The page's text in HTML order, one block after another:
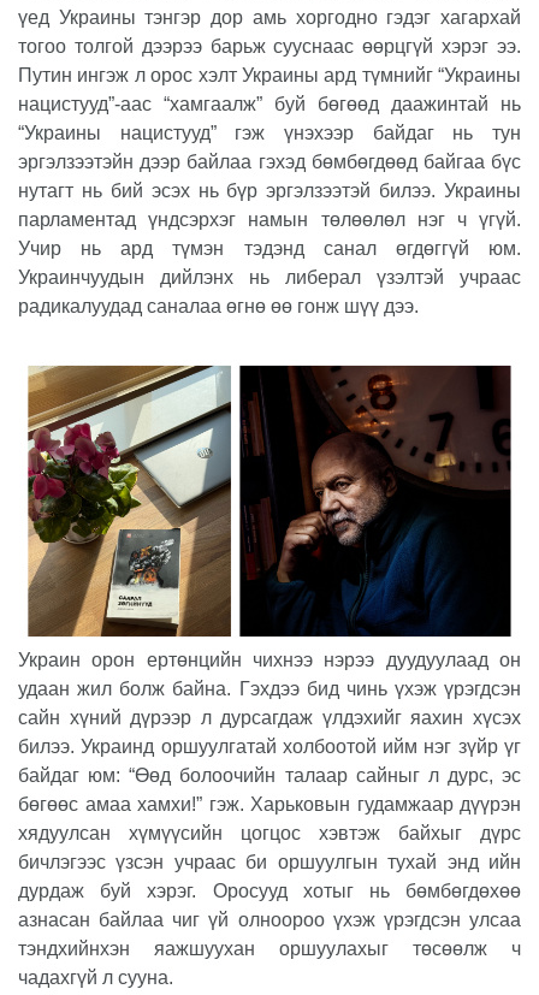
үед Украины тэнгэр дор амь хоргодно гэдэг хагархай
тогоо толгой дээрээ барьж сууснаас өөрцгүй хэрэг ээ.
Путин ингэж л орос хэлт Украины ард түмнийг “Украины
нацистууд”-аас “хамгаалж” буй бөгөөд даажинтай нь
“Украины нацистууд” гэж үнэхээр байдаг нь тун
эргэлзээтэйн дээр байлаа гэхэд бөмбөгдөөд байгаа бүс
нутагт нь бий эсэх нь бүр эргэлзээтэй билээ. Украины
парламентад үндсэрхэг намын төлөөлөл нэг ч үгүй.
Учир нь ард түмэн тэдэнд санал өгдөггүй юм.
Украинчуудын дийлэнх нь либерал үзэлтэй учраас
радикалуудад саналаа өгнө өө гонж шүү дээ.
Украин орон ертөнцийн чихнээ нэрээ дуудуулаад он
удаан жил болж байна. Гэхдээ бид чинь үхэж үрэгдсэн
сайн хүний дүрээр л дурсагдаж үлдэхийг яахин хүсэх
билээ. Украинд оршуулгатай холбоотой ийм нэг зүйр үг
байдаг юм: “Өөд болоочийн талаар сайныг л дурс, эс
бөгөөс амаа хамхи!” гэж. Харьковын гудамжаар дүүрэн
хядуулсан хүмүүсийн цогцос хэвтэж байхыг дүрс
бичлэгээс үзсэн учраас би оршуулгын тухай энд ийн
дурдаж буй хэрэг. Оросууд хотыг нь бөмбөгдөхөө
азнасан байлаа чиг үй олноороо үхэж үрэгдсэн улсаа
тэндхийнхэн яажшуухан оршуулахыг төсөөлж ч
чадахгүй л сууна.